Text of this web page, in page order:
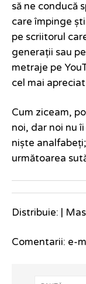
să ne conducă
care împinge
pe scriitorul
generații sau
metraje pe
cel mai
Cum ziceam,
noi, dar noi nu
niște
următoarea
Distribuie: |
Comentarii: e-